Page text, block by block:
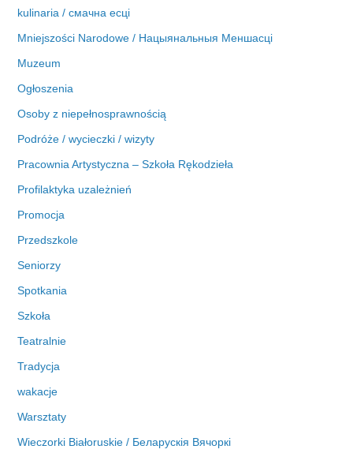
kulinaria / смачна есці
Mniejszości Narodowe / Нацыянальныя Меншасці
Muzeum
Ogłoszenia
Osoby z niepełnosprawnością
Podróże / wycieczki / wizyty
Pracownia Artystyczna – Szkoła Rękodzieła
Profilaktyka uzależnień
Promocja
Przedszkole
Seniorzy
Spotkania
Szkoła
Teatralnie
Tradycja
wakacje
Warsztaty
Wieczorki Białoruskie / Беларускія Вячоркі